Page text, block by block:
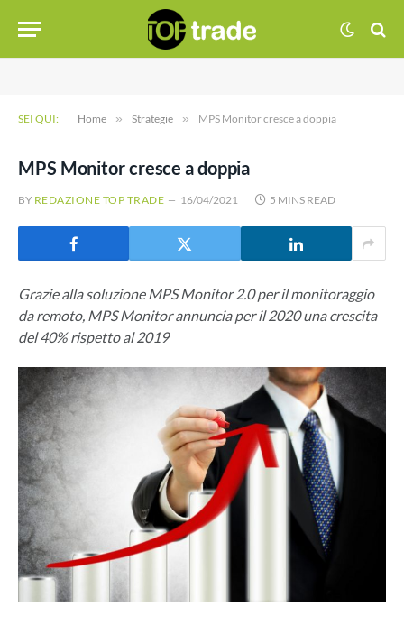
SEI QUI: Home » Strategie » MPS Monitor cresce a doppia
MPS Monitor cresce a doppia
BY REDAZIONE TOP TRADE 16/04/2021 5 MINS READ
Grazie alla soluzione MPS Monitor 2.0 per il monitoraggio
da remoto, MPS Monitor annuncia per il 2020 una crescita
del 40% rispetto al 2019